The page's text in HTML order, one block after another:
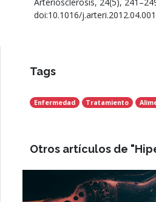
Arteriosclerosis, 24(5),
doi:10.1016/j.arteri.2012.04.001
Tags
Enfermedad Tratamiento
Otros artículos de